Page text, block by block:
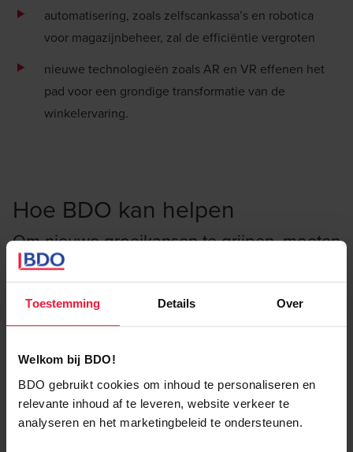
Toestemming Details Over
Welkom bij BDO!
BDO gebruikt cookies om inhoud te personaliseren en
relevante inhoud af te leveren, website verkeer te
analyseren en het marketingbeleid te ondersteunen.
automatisering, zoals zelfscankassa’s en robotica
voor magazijnbeheer, zal de efficiëntie vergroten
nieuwe technologieën zoals AR en VR effenen het
pad voor een grondige transformatie van de
winkelervaring.
Hoe BDO kan helpen
Om nieuwe groeikansen te grijpen, moeten
retailbedrijven:
maximaal inzetten op hetautomatiseren, digitaliseren
en robotiseren van repetitieve taken en processen
eindklant
inspanningen leveren om consumentengedrag en -
trends diepgaand te grijpen, aangevuld met